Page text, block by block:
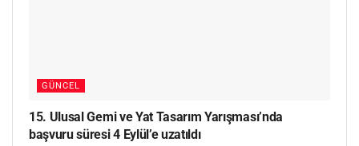
GÜNCEL
15. Ulusal Gemi ve Yat Tasarım Yarışması’nda
başvuru süresi 4 Eylül’e uzatıldı